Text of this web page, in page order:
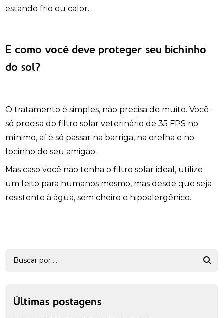
estando frio ou calor.
E como você deve proteger seu bichinho
do sol?
O tratamento é simples, não precisa de muito. Você
só precisa do filtro solar veterinário de 35 FPS no
mínimo, aí é só passar na barriga, na orelha e no
focinho do seu amigão.
Mas caso você não tenha o filtro solar ideal, utilize
um feito para humanos mesmo, mas desde que seja
resistente à água, sem cheiro e hipoalergênico.
Últimas postagens